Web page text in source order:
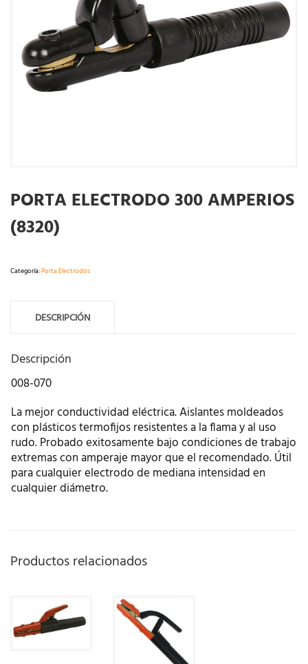
PORTA ELECTRODO 300 AMPERIOS
(8320)
Categoría:Porta Electrodos
DESCRIPCIÓN
Descripción
008-070
La mejor conductividad eléctrica. Aislantes moldeados
con plásticos termofijos resistentes a la flama y al uso
rudo. Probado exitosamente bajo condiciones de trabajo
extremas con amperaje mayor que el recomendado. Útil
para cualquier electrodo de mediana intensidad en
cualquier diámetro.
Productos relacionados